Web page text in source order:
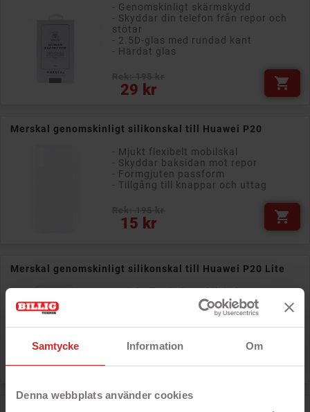
Samtycke Information Om
Denna webbplats använder cookies
- Genomskinligt skärmskydd
- Skyddar din telefon från repor och
stötar
- 2.5D-glas med rundad kant
- Härdat glas
29 kr
Pris 
Merskal genomskinligt silikonskal till Huawei P20
- Mjukt flexibelt mobilskal
- Skyddar baksidan mot repor
- Formgjuten passform
- Tillgång till knappar och uttag
15 kr
Pris 
Merskal genomskinligt silikonskal till Huawei P20 Lite
- Mjukt flexibelt mobilskal
- Skyddar baksidan mot repor
- Formgjuten passform
- Tillgång till knappar och uttag
Rek: 195 kr
15 kr